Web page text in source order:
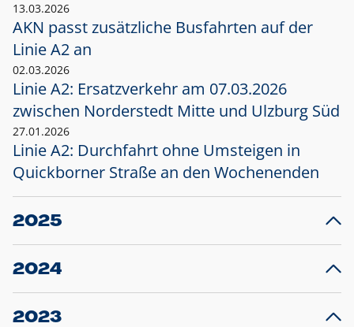
13.03.2026
AKN passt zusätzliche Busfahrten auf der
Linie A2 an
02.03.2026
Linie A2: Ersatzverkehr am 07.03.2026
zwischen Norderstedt Mitte und Ulzburg Süd
27.01.2026
Linie A2: Durchfahrt ohne Umsteigen in
Quickborner Straße an den Wochenenden
2025
23.12.2025
Projekt S5: Start der Bauarbeiten am
2024
10.12.2024
Großprojekt S5: Sperrung der Bahnstraße in
2023